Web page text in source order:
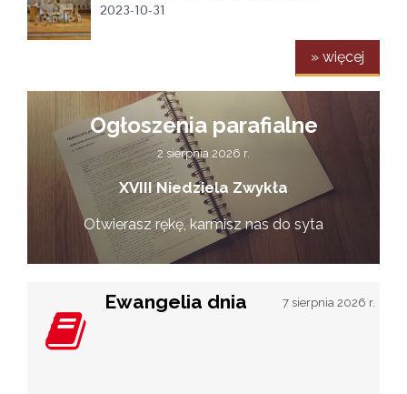
2023-10-31
» więcej
Ogłoszenia parafialne
2 sierpnia 2026 r.
XVIII Niedziela Zwykła
Otwierasz rękę, karmisz nas do syta
Ewangelia dnia 7 sierpnia 2026 r.